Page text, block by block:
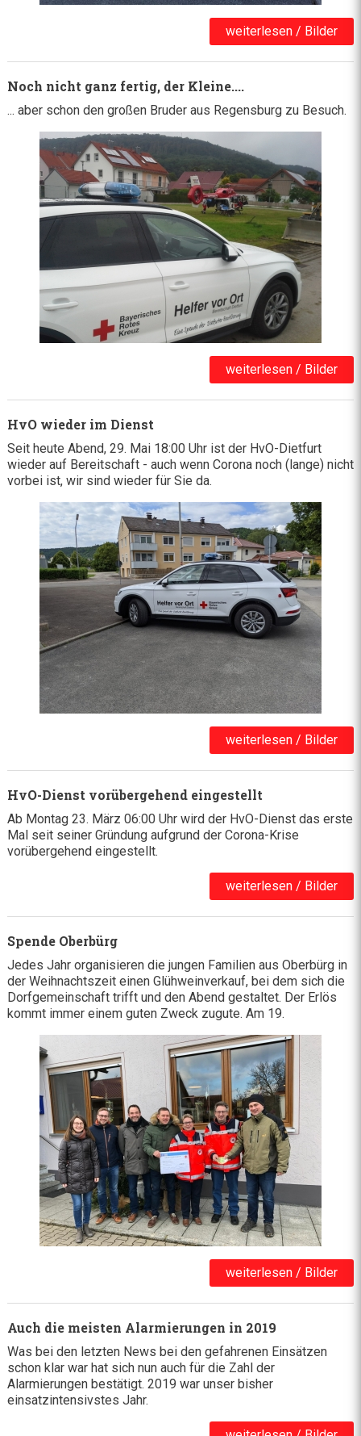
weiterlesen / Bilder
Noch nicht ganz fertig, der Kleine....
... aber schon den großen Bruder aus Regensburg zu Besuch.
weiterlesen / Bilder
HvO wieder im Dienst
Seit heute Abend, 29. Mai 18:00 Uhr ist der HvO-Dietfurt
wieder auf Bereitschaft - auch wenn Corona noch (lange) nicht
vorbei ist, wir sind wieder für Sie da.
weiterlesen / Bilder
HvO-Dienst vorübergehend eingestellt
Ab Montag 23. März 06:00 Uhr wird der HvO-Dienst das erste
Mal seit seiner Gründung aufgrund der Corona-Krise
vorübergehend eingestellt.
weiterlesen / Bilder
Spende Oberbürg
Jedes Jahr organisieren die jungen Familien aus Oberbürg in
der Weihnachtszeit einen Glühweinverkauf, bei dem sich die
Dorfgemeinschaft trifft und den Abend gestaltet. Der Erlös
kommt immer einem guten Zweck zugute. Am 19.
weiterlesen / Bilder
Auch die meisten Alarmierungen in 2019
Was bei den letzten News bei den gefahrenen Einsätzen
schon klar war hat sich nun auch für die Zahl der
Alarmierungen bestätigt. 2019 war unser bisher
einsatzintensivstes Jahr.